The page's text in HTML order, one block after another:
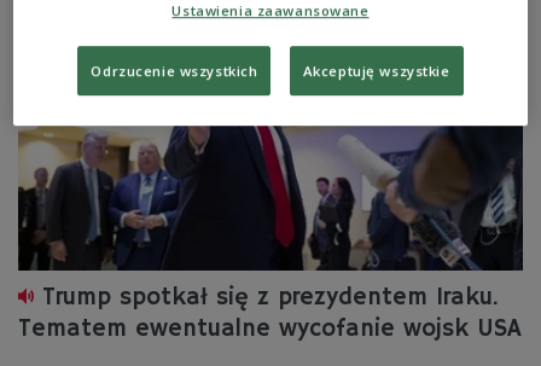
Trump spotkał się z prezydentem Iraku.
Tematem ewentualne wycofanie wojsk USA
Ustawienia zaawansowane
Odrzucenie wszystkich Akceptuję wszystkie